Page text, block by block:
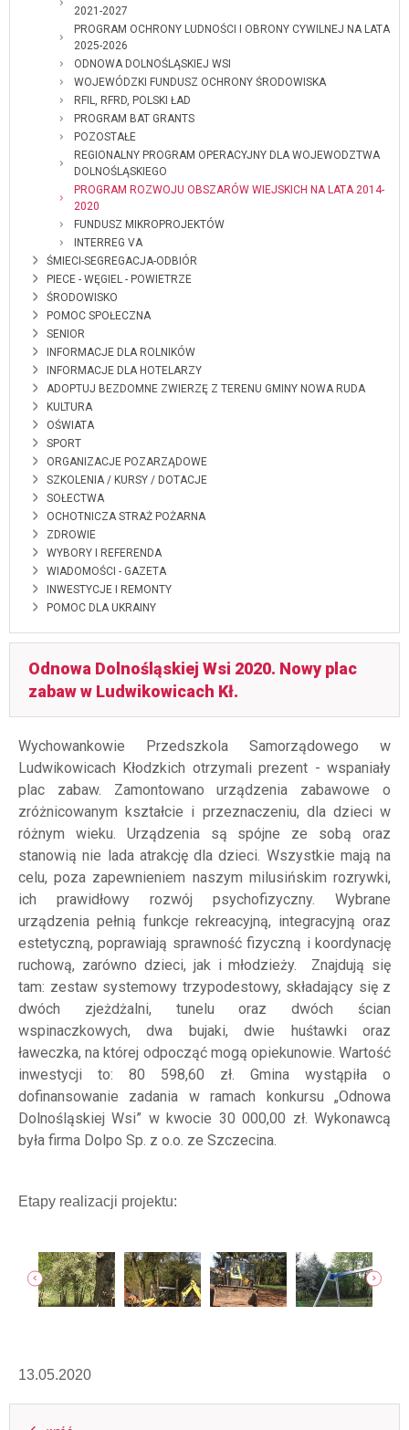
2021-2027
PROGRAM OCHRONY LUDNOŚCI I OBRONY CYWILNEJ NA LATA
2025-2026
ODNOWA DOLNOŚLĄSKIEJ WSI
WOJEWÓDZKI FUNDUSZ OCHRONY ŚRODOWISKA
RFIL, RFRD, POLSKI ŁAD
PROGRAM BAT GRANTS
POZOSTAŁE
REGIONALNY PROGRAM OPERACYJNY DLA WOJEWODZTWA
DOLNOŚLĄSKIEGO
PROGRAM ROZWOJU OBSZARÓW WIEJSKICH NA LATA 2014-
2020
FUNDUSZ MIKROPROJEKTÓW
INTERREG VA
ŚMIECI-SEGREGACJA-ODBIÓR
PIECE - WĘGIEL - POWIETRZE
ŚRODOWISKO
POMOC SPOŁECZNA
SENIOR
INFORMACJE DLA ROLNIKÓW
INFORMACJE DLA HOTELARZY
ADOPTUJ BEZDOMNE ZWIERZĘ Z TERENU GMINY NOWA RUDA
KULTURA
OŚWIATA
SPORT
ORGANIZACJE POZARZĄDOWE
SZKOLENIA / KURSY / DOTACJE
SOŁECTWA
OCHOTNICZA STRAŻ POŻARNA
ZDROWIE
WYBORY I REFERENDA
WIADOMOŚCI - GAZETA
INWESTYCJE I REMONTY
POMOC DLA UKRAINY
Odnowa Dolnośląskiej Wsi 2020. Nowy plac
zabaw w Ludwikowicach Kł.
Wychowankowie Przedszkola Samorządowego w
Ludwikowicach Kłodzkich otrzymali prezent - wspaniały
plac zabaw. Zamontowano urządzenia zabawowe o
zróżnicowanym kształcie i przeznaczeniu, dla dzieci w
różnym wieku. Urządzenia są spójne ze sobą oraz
stanowią nie lada atrakcję dla dzieci. Wszystkie mają na
celu, poza zapewnieniem naszym milusińskim rozrywki,
ich prawidłowy rozwój psychofizyczny. Wybrane
urządzenia pełnią funkcje rekreacyjną, integracyjną oraz
estetyczną, poprawiają sprawność fizyczną i koordynację
ruchową, zarówno dzieci, jak i młodzieży. Znajdują się
tam: zestaw systemowy trzypodestowy, składający się z
dwóch zjeżdżalni, tunelu oraz dwóch ścian
wspinaczkowych, dwa bujaki, dwie huśtawki oraz
ławeczka, na której odpocząć mogą opiekunowie. Wartość
inwestycji to: 80 598,60 zł. Gmina wystąpiła o
dofinansowanie zadania w ramach konkursu „Odnowa
Dolnośląskiej Wsi” w kwocie 30 000,00 zł. Wykonawcą
była firma Dolpo Sp. z o.o. ze Szczecina.
Etapy realizacji projektu:
13.05.2020